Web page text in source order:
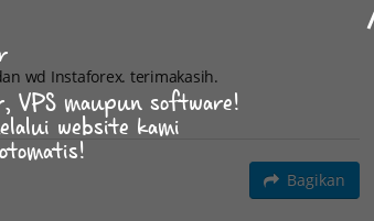
wd Instaforex. terimakasih.
Bagikan
VPS maupun software!
website kami